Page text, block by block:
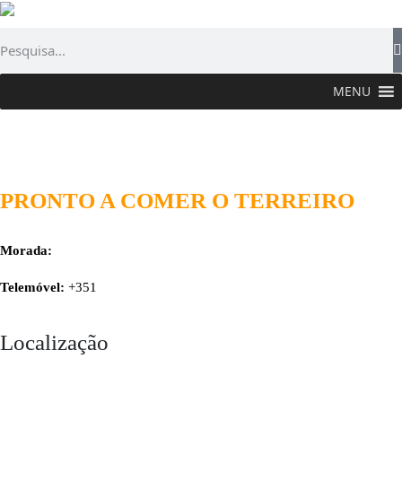
MENU
PRONTO A COMER O TERREIRO
Morada:
Telemóvel: +351
Localização